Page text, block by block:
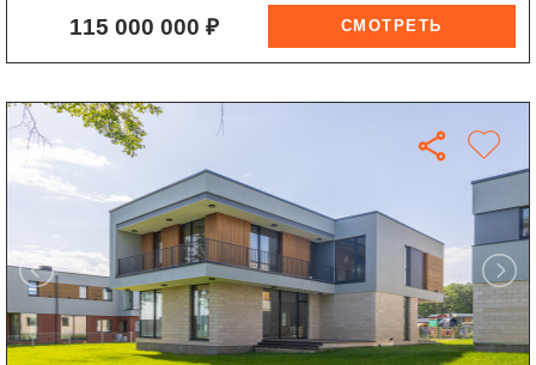
115 000 000 ₽